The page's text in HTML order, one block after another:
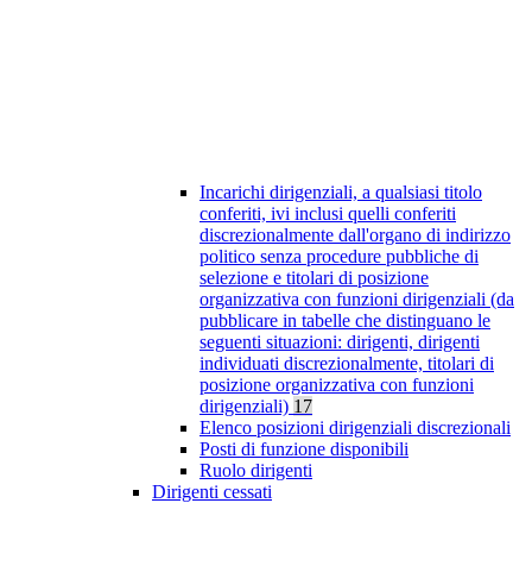
Incarichi dirigenziali, a qualsiasi titolo
conferiti, ivi inclusi quelli conferiti
discrezionalmente dall'organo di indirizzo
politico senza procedure pubbliche di
selezione e titolari di posizione
organizzativa con funzioni dirigenziali (da
pubblicare in tabelle che distinguano le
seguenti situazioni: dirigenti, dirigenti
individuati discrezionalmente, titolari di
posizione organizzativa con funzioni
dirigenziali) 17
Elenco posizioni dirigenziali discrezionali
Posti di funzione disponibili
Ruolo dirigenti
Dirigenti cessati